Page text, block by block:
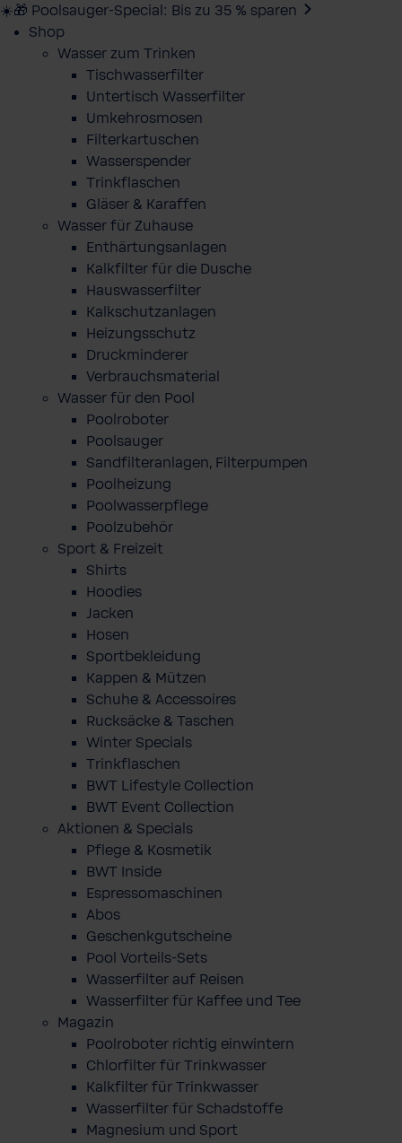
☀️🎁 Poolsauger-Special: Bis zu 35 % sparen
Shop
Wasser zum Trinken
Tischwasserfilter
Untertisch Wasserfilter
Umkehrosmosen
Filterkartuschen
Wasserspender
Trinkflaschen
Gläser & Karaffen
Wasser für Zuhause
Enthärtungsanlagen
Kalkfilter für die Dusche
Hauswasserfilter
Kalkschutzanlagen
Heizungsschutz
Druckminderer
Verbrauchsmaterial
Wasser für den Pool
Poolroboter
Poolsauger
Sandfilteranlagen, Filterpumpen
Poolheizung
Poolwasserpflege
Poolzubehör
Sport & Freizeit
Shirts
Hoodies
Jacken
Hosen
Sportbekleidung
Kappen & Mützen
Schuhe & Accessoires
Rucksäcke & Taschen
Winter Specials
Trinkflaschen
BWT Lifestyle Collection
BWT Event Collection
Aktionen & Specials
Pflege & Kosmetik
BWT Inside
Espressomaschinen
Abos
Geschenkgutscheine
Pool Vorteils-Sets
Wasserfilter auf Reisen
Wasserfilter für Kaffee und Tee
Magazin
Poolroboter richtig einwintern
Chlorfilter für Trinkwasser
Kalkfilter für Trinkwasser
Wasserfilter für Schadstoffe
Magnesium und Sport